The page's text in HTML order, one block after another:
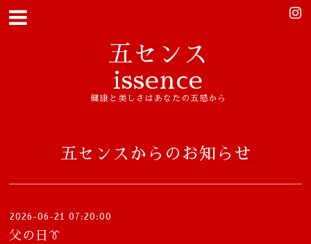
五センス
issence
健康と美しさはあなたの五感から
五センスからのお知らせ
2026-06-21 07:20:00
父の日👔